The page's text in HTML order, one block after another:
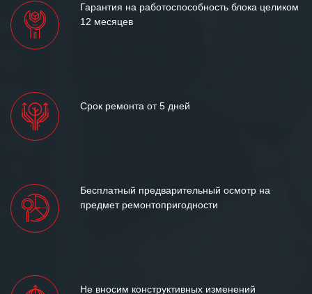
Гарантия на работоспособность блока целиком
12 месяцев
Срок ремонта от 5 дней
Бесплатный предварительный осмотр на
предмет ремонтопригодности
Не вносим конструктивных изменений